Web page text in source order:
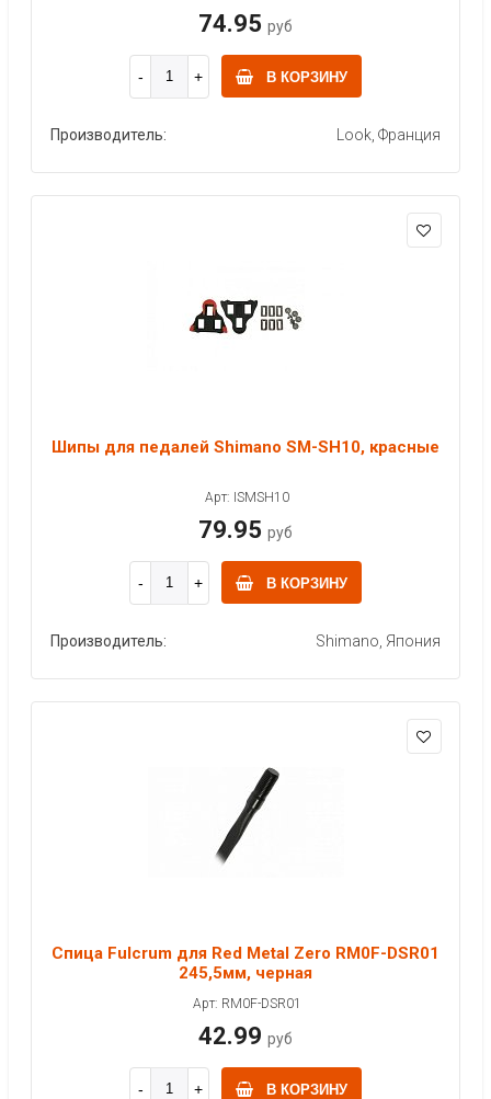
74.95 руб
В КОРЗИНУ
Производитель: Look, Франция
Шипы для педалей Shimano SM-SH10, красные
Арт: ISMSH10
79.95 руб
В КОРЗИНУ
Производитель: Shimano, Япония
Спица Fulcrum для Red Metal Zero RM0F-DSR01
245,5мм, черная
Арт: RM0F-DSR01
42.99 руб
В КОРЗИНУ